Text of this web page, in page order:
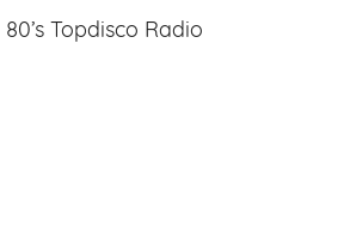
Topdisco Radio